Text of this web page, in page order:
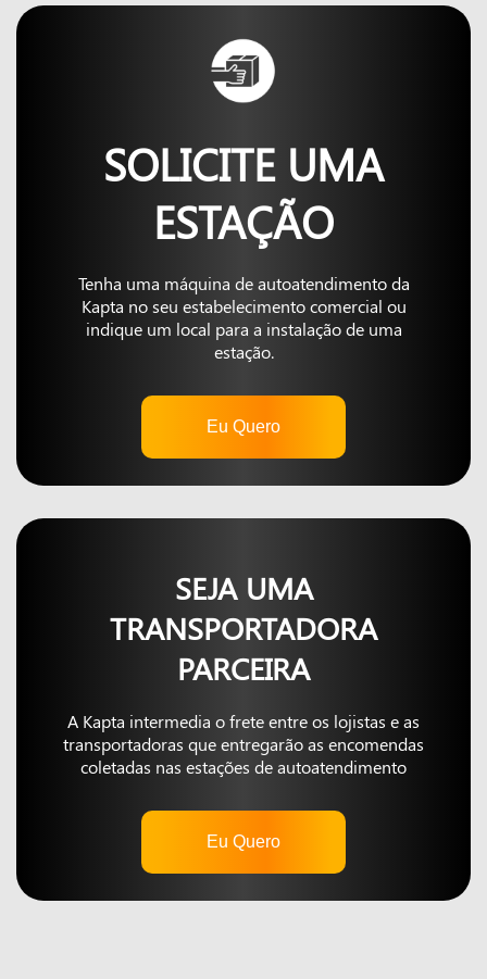
SOLICITE UMA
ESTAÇÃO
Tenha uma máquina de autoatendimento da
Kapta no seu estabelecimento comercial ou
indique um local para a instalação de uma
estação.
Eu Quero
SEJA UMA
TRANSPORTADORA
PARCEIRA
A Kapta intermedia o frete entre os lojistas e as
transportadoras que entregarão as encomendas
coletadas nas estações de autoatendimento
Eu Quero